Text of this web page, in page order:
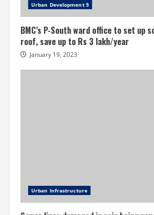
Urban Development 5
BMC’s P-South ward office to set up
roof, save up to Rs 3 lakh/year
January 19, 2023
Urban Infrastructure